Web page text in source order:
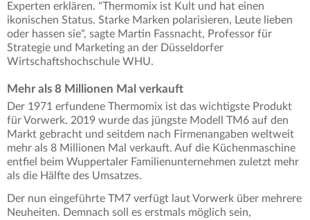
Experten erklären. "Thermomix ist Kult und hat einen
ikonischen Status. Starke Marken polarisieren, Leute lieben
oder hassen sie", sagte Martin Fassnacht, Professor für
Strategie und Marketing an der Düsseldorfer
Wirtschaftshochschule WHU.
Mehr als 8 Millionen Mal verkauft
Der 1971 erfundene Thermomix ist das wichtigste Produkt
für Vorwerk. 2019 wurde das jüngste Modell TM6 auf den
Markt gebracht und seitdem nach Firmenangaben weltweit
mehr als 8 Millionen Mal verkauft. Auf die Küchenmaschine
entfiel beim Wuppertaler Familienunternehmen zuletzt mehr
als die Hälfte des Umsatzes.
Der nun eingeführte TM7 verfügt laut Vorwerk über mehrere
Neuheiten. Demnach soll es erstmals möglich sein,